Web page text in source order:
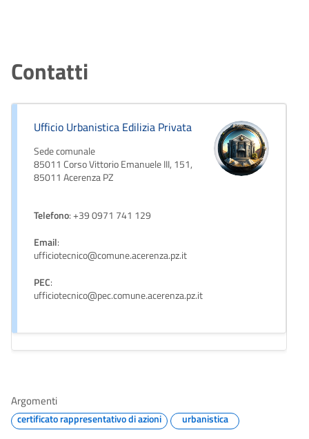
Contatti
Ufficio Urbanistica Edilizia Privata
Sede comunale
85011 Corso Vittorio Emanuele III, 151,
85011 Acerenza PZ
Telefono: +39 0971 741 129
Email:
ufficiotecnico@comune.acerenza.pz.it
PEC:
ufficiotecnico@pec.comune.acerenza.pz.it
Argomenti
certificato rappresentativo di azioni urbanistica